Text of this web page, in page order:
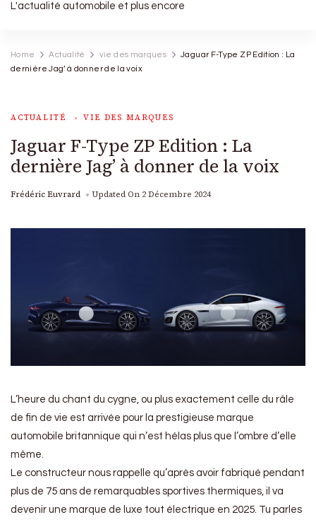
L'actualité automobile et plus encore
Home Actualité vie des marques
Jaguar F-Type ZP Edition : La
dernière Jag’ à donner de la voix
ACTUALITÉ VIE DES MARQUES
Jaguar F-Type ZP Edition : La
dernière Jag’ à donner de la voix
Frédéric Euvrard Updated On 2 Décembre 2024
L’heure du chant du cygne, ou plus exactement celle du râle
de fin de vie est arrivée pour la prestigieuse marque
automobile britannique qui n’est hélas plus que l’ombre d’elle
même.
Le constructeur nous rappelle qu’après avoir fabriqué pendant
plus de 75 ans de remarquables sportives thermiques, il va
devenir une marque de luxe tout électrique en 2025. Tu parles